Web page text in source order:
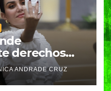
derechos
Salvatori
ANDRADE CRUZ